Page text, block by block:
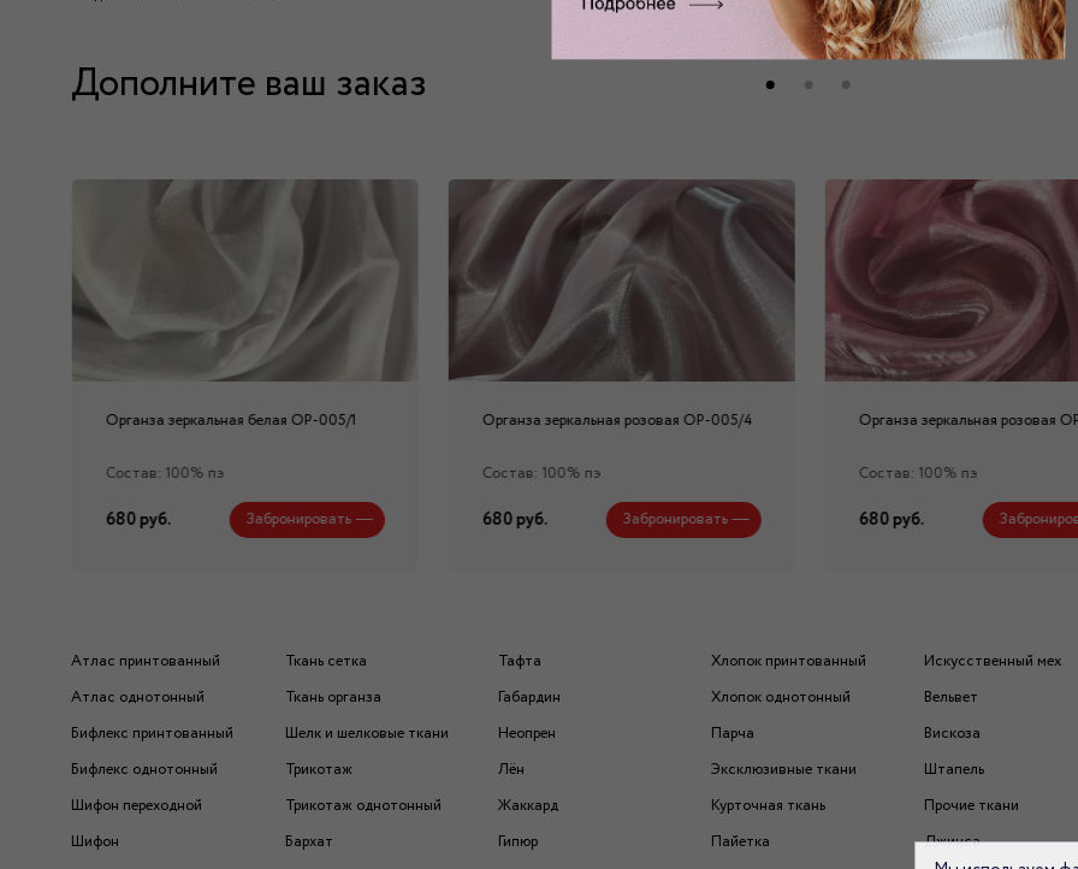
Дополните ваш заказ
Органза зеркальная белая ОР-005/1
Состав: 100% пэ
680 руб. Забронировать
Органза зеркальная розовая ОР-005/4
Состав: 100% пэ
680 руб. Забронировать
Органза зеркальная розовая
Состав: 100% пэ
680 руб.
Атлас принтованный
Атлас однотонный
Бифлекс принтованный
Бифлекс однотонный
Шифон переходной
Шифон
Ткань сетка
Ткань органза
Шелк и шелковые ткани
Трикотаж
Трикотаж однотонный
Бархат
Тафта
Габардин
Неопрен
Лён
Жаккард
Гипюр
Хлопок принтованный
Хлопок однотонный
Парча
Эксклюзивные ткани
Курточная ткань
Пайетка
Искусственный мех
Вельвет
Вискоза
Штапель
Прочие ткани
Джинса